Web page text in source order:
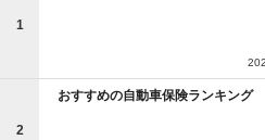
1
2
おすすめの自動車保険ランキング